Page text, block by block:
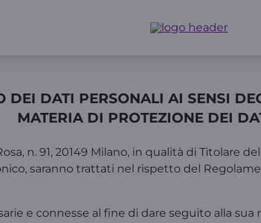
DEI DATI PERSONALI AI SENSI
MATERIA DI PROTEZIONE DEI
n. 91, 20149 Milano, in qualità di Titolare
saranno trattati nel rispetto del
e connesse al fine di dare seguito alla